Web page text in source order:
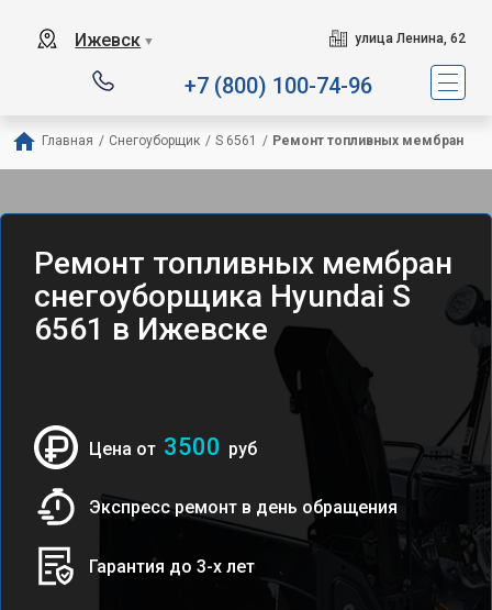
Ижевск ▼ улица Ленина, 62
+7 (800) 100-74-96
Главная / Снегоуборщик / S 6561 / Ремонт топливных мембран
Ремонт топливных мембран
снегоуборщика Hyundai S
6561 в Ижевске
Цена от 3500 руб
Экспресс ремонт в день обращения
Гарантия до 3-х лет